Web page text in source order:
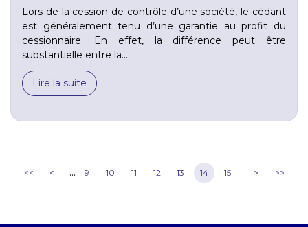
Lors de la cession de contrôle d’une société, le cédant
est généralement tenu d’une garantie au profit du
cessionnaire. En effet, la différence peut être
substantielle entre la...
Lire la suite
<< < ... 9 10 11 12 13 14 15 > >>